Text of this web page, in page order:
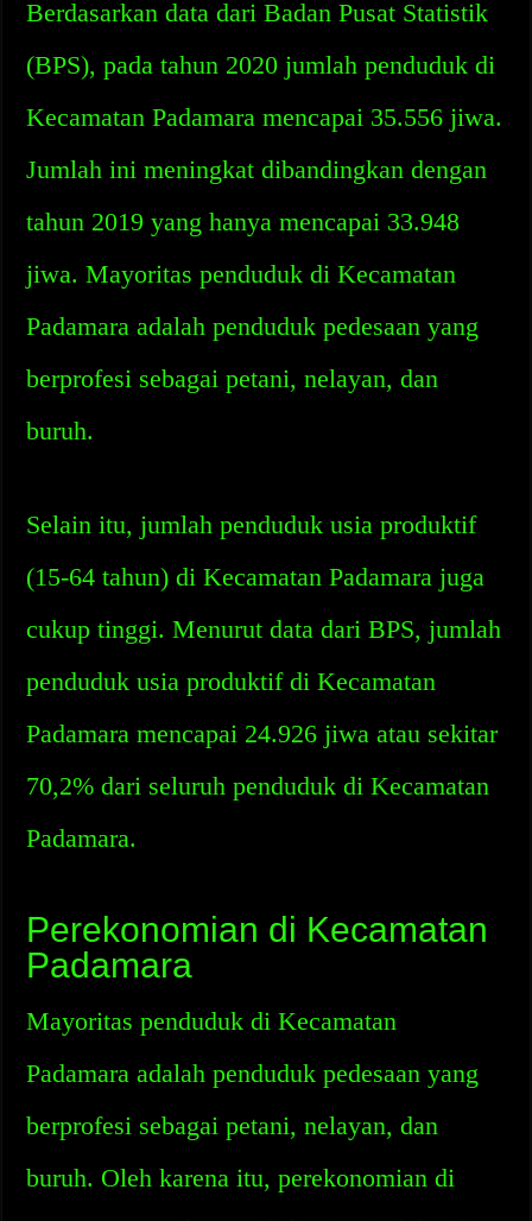
Berdasarkan data dari Badan Pusat Statistik
(BPS), pada tahun 2020 jumlah penduduk di
Kecamatan Padamara mencapai 35.556 jiwa.
Jumlah ini meningkat dibandingkan dengan
tahun 2019 yang hanya mencapai 33.948
jiwa. Mayoritas penduduk di Kecamatan
Padamara adalah penduduk pedesaan yang
berprofesi sebagai petani, nelayan, dan
buruh.
Selain itu, jumlah penduduk usia produktif
(15-64 tahun) di Kecamatan Padamara juga
cukup tinggi. Menurut data dari BPS, jumlah
penduduk usia produktif di Kecamatan
Padamara mencapai 24.926 jiwa atau sekitar
70,2% dari seluruh penduduk di Kecamatan
Padamara.
Perekonomian di Kecamatan
Padamara
Mayoritas penduduk di Kecamatan
Padamara adalah penduduk pedesaan yang
berprofesi sebagai petani, nelayan, dan
buruh. Oleh karena itu, perekonomian di